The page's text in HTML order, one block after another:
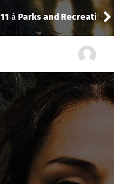
3.04